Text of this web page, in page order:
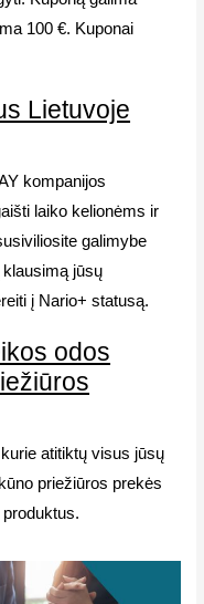
100 €. Kuponai
Lietuvoje
kompanijos
laiko kelionėms ir
galimybe
klausimą jūsų
į Nario+ statusą.
odos
atitiktų visus jūsų
priežiūros prekės